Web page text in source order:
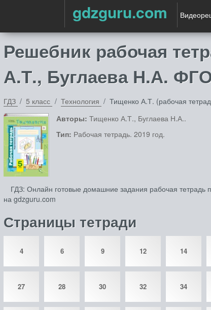
gdzguru.com
Решебник рабочая
А.Т., Буглаева Н.А.
ГДЗ 5 класс Технология
Тищенко А.Т. (рабочая
Авторы: Тищенко А.Т., Буглаева Н.А..
Тип: Рабочая тетрадь. 2019 год.
ГДЗ: Онлайн готовые домашние задания рабочая
на gdzguru.com
Страницы тетради
4 6 9 12 14
27 28 30 32 34